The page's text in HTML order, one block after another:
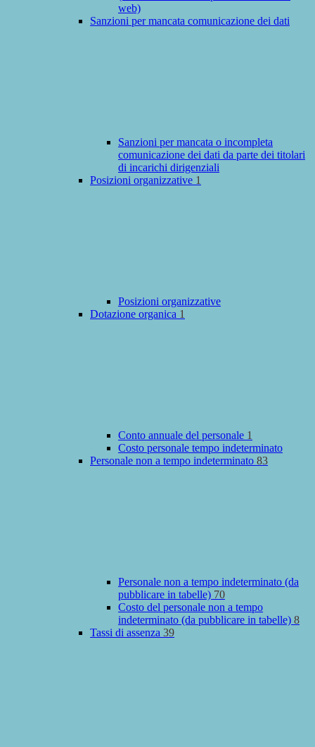
web)
Sanzioni per mancata comunicazione dei dati
Sanzioni per mancata o incompleta
comunicazione dei dati da parte dei titolari
di incarichi dirigenziali
Posizioni organizzative 1
Posizioni organizzative
Dotazione organica 1
Conto annuale del personale 1
Costo personale tempo indeterminato
Personale non a tempo indeterminato 83
Personale non a tempo indeterminato (da
pubblicare in tabelle) 70
Costo del personale non a tempo
indeterminato (da pubblicare in tabelle) 8
Tassi di assenza 39